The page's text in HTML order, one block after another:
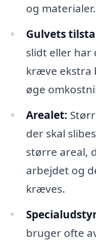
og materialer.
Gulvets
slidt eller har
kræve ekstra
øge
Arealet:
der skal
større areal,
arbejdet og
kræves.
bruger ofte